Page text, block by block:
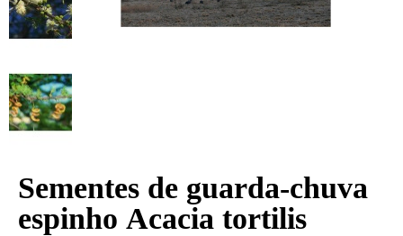
Sementes de guarda-chuva
espinho Acacia tortilis